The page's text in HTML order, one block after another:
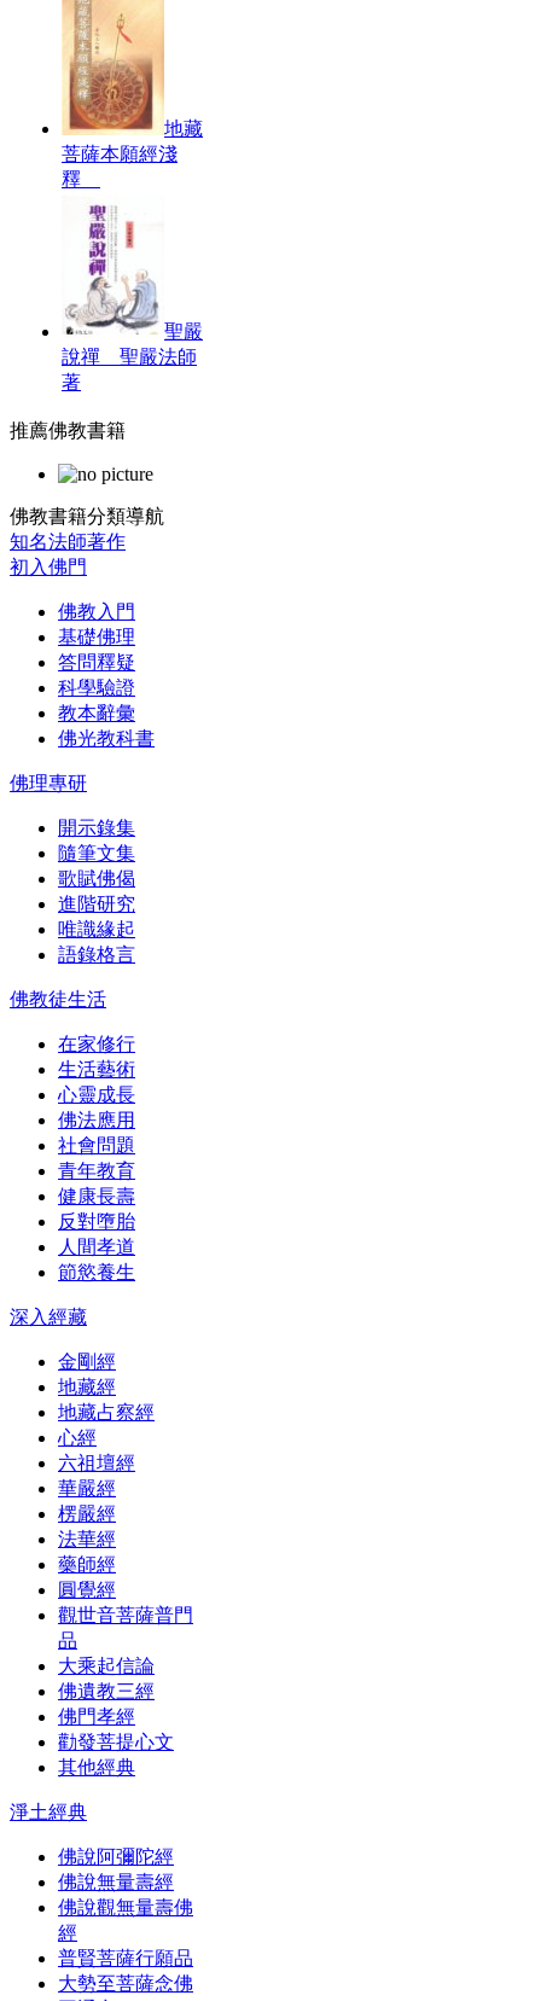
地藏
菩薩本願經淺
釋
聖嚴
說禪 聖嚴法師
著
推薦佛教書籍
佛教書籍分類導航
知名法師著作
初入佛門
佛教入門
基礎佛理
答問釋疑
科學驗證
教本辭彙
佛光教科書
佛理專研
開示錄集
隨筆文集
歌賦佛偈
進階研究
唯識緣起
語錄格言
佛教徒生活
在家修行
生活藝術
心靈成長
佛法應用
社會問題
青年教育
健康長壽
反對墮胎
人間孝道
節慾養生
深入經藏
金剛經
地藏經
地藏占察經
心經
六祖壇經
華嚴經
楞嚴經
法華經
藥師經
圓覺經
觀世音菩薩普門
品
大乘起信論
佛遺教三經
佛門孝經
勸發菩提心文
其他經典
淨土經典
佛說阿彌陀經
佛說無量壽經
佛說觀無量壽佛
經
普賢菩薩行願品
大勢至菩薩念佛